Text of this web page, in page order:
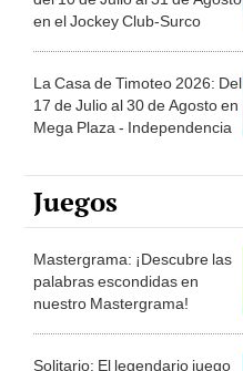
en el Jockey Club-Surco
La Casa de Timoteo 2026: Del
17 de Julio al 30 de Agosto en
Mega Plaza - Independencia
Juegos
Mastergrama: ¡Descubre las
palabras escondidas en
nuestro Mastergrama!
Solitario: El legendario juego